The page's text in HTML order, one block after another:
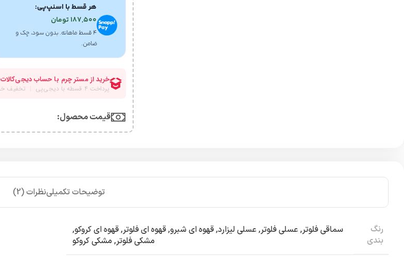
هر قسط با اسنپ‌پی:
187,500تومان
۴ قسط ماهانه. بدون سود، چک و
ضامن.
قیمت محصول:​
توضیحات تکمیلینظرات (2)
رنگ
بندی
سماقی فلوتر,عسلی فلوتر,عسلی لیزارد,قهوه ای شبرو,قهوه ای فلوتر,قهوه ای کروکو,
مشکی فلوتر, مشکی کروکو